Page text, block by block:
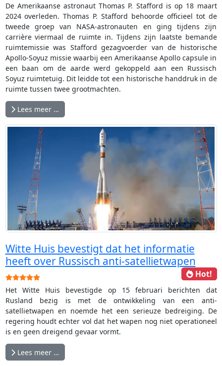
De Amerikaanse astronaut Thomas P. Stafford is op 18 maart
2024 overleden. Thomas P. Stafford behoorde officieel tot de
tweede groep van NASA-astronauten en ging tijdens zijn
carrière viermaal de ruimte in. Tijdens zijn laatste bemande
ruimtemissie was Stafford gezagvoerder van de historische
Apollo-Soyuz missie waarbij een Amerikaanse Apollo capsule in
een baan om de aarde werd gekoppeld aan een Russisch
Soyuz ruimtetuig. Dit leidde tot een historische handdruk in de
ruimte tussen twee grootmachten.
Lees meer …
Witte Huis bevestigt dat het informatie
heeft over Russisch anti-satellietwapen
Hot!
Gebruikerswaardering:
Het Witte Huis bevestigde op 15 februari berichten dat
Rusland bezig is met de ontwikkeling van een anti-
satellietwapen en noemde het een serieuze bedreiging. De
regering houdt echter vol dat het wapen nog niet operationeel
is en geen dreigend gevaar vormt.
Lees meer …